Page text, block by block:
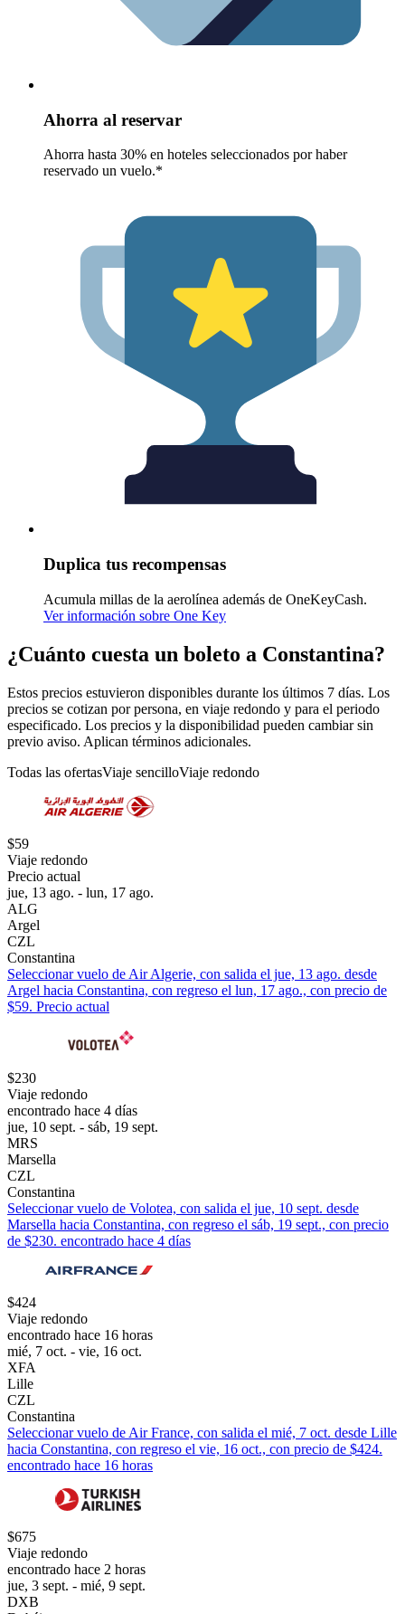
Ahorra al reservar
Ahorra hasta 30% en hoteles seleccionados por haber
reservado un vuelo.*
Duplica tus recompensas
Acumula millas de la aerolínea además de OneKeyCash.
Ver información sobre One Key
¿Cuánto cuesta un boleto a Constantina?
Estos precios estuvieron disponibles durante los últimos 7 días. Los
precios se cotizan por persona, en viaje redondo y para el periodo
especificado. Los precios y la disponibilidad pueden cambiar sin
previo aviso. Aplican términos adicionales.
Todas las ofertasViaje sencilloViaje redondo
$59
Viaje redondo
Precio actual
jue, 13 ago. - lun, 17 ago.
ALG
Argel
CZL
Constantina
Seleccionar vuelo de Air Algerie, con salida el jue, 13 ago. desde
Argel hacia Constantina, con regreso el lun, 17 ago., con precio de
$59. Precio actual
$230
Viaje redondo
encontrado hace 4 días
jue, 10 sept. - sáb, 19 sept.
MRS
Marsella
CZL
Constantina
Seleccionar vuelo de Volotea, con salida el jue, 10 sept. desde
Marsella hacia Constantina, con regreso el sáb, 19 sept., con precio
de $230. encontrado hace 4 días
$424
Viaje redondo
encontrado hace 16 horas
mié, 7 oct. - vie, 16 oct.
XFA
Lille
CZL
Constantina
Seleccionar vuelo de Air France, con salida el mié, 7 oct. desde Lille
hacia Constantina, con regreso el vie, 16 oct., con precio de $424.
encontrado hace 16 horas
$675
Viaje redondo
encontrado hace 2 horas
jue, 3 sept. - mié, 9 sept.
DXB